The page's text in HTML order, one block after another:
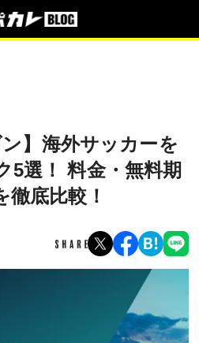
ン】海外サッカーを
5選！ 料金・無料期
徹底比較！